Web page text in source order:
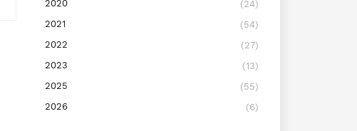
2020
(24)
2021
(54)
2022
(27)
2023
(13)
2025
(55)
2026
(6)